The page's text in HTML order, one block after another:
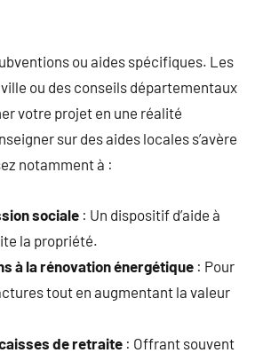
ou aides spécifiques. Les
ou des conseils départementaux
votre projet en une réalité
sur des aides locales s’avère
notamment à :
sociale : Un dispositif d’aide à
la propriété.
à la rénovation énergétique : Pour
tout en augmentant la valeur
de retraite : Offrant souvent